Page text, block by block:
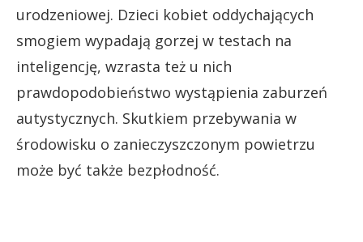
urodzeniowej. Dzieci kobiet oddychających
smogiem wypadają gorzej w testach na
inteligencję, wzrasta też u nich
prawdopodobieństwo wystąpienia zaburzeń
autystycznych. Skutkiem przebywania w
środowisku o zanieczyszczonym powietrzu
może być także bezpłodność.